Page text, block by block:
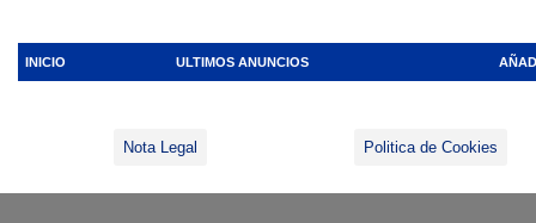
INICIO ULTIMOS ANUNCIOS
Nota Legal Politica de Cookies